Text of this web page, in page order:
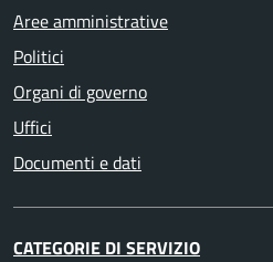
Aree amministrative
Politici
Organi di governo
Uffici
Documenti e dati
CATEGORIE DI SERVIZIO